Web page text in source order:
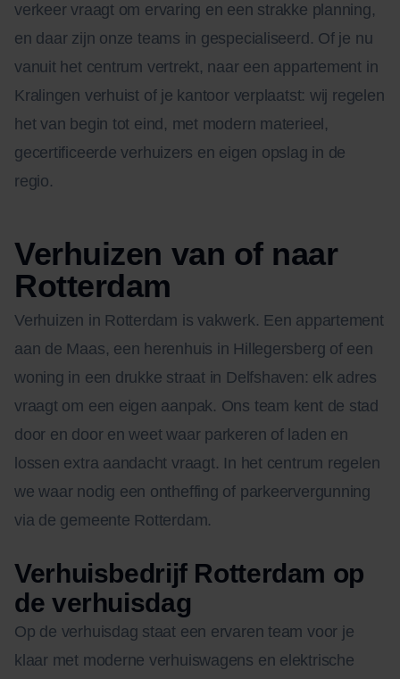
verkeer vraagt om ervaring en een strakke planning,
en daar zijn onze teams in gespecialiseerd. Of je nu
vanuit het centrum vertrekt, naar een appartement in
Kralingen verhuist of je kantoor verplaatst: wij regelen
het van begin tot eind, met modern materieel,
gecertificeerde verhuizers en eigen opslag in de
regio.
Verhuizen van of naar
Rotterdam
Verhuizen in Rotterdam is vakwerk. Een appartement
aan de Maas, een herenhuis in Hillegersberg of een
woning in een drukke straat in Delfshaven: elk adres
vraagt om een eigen aanpak. Ons team kent de stad
door en door en weet waar parkeren of laden en
lossen extra aandacht vraagt. In het centrum regelen
we waar nodig een ontheffing of parkeervergunning
via de gemeente Rotterdam.
Verhuisbedrijf Rotterdam op
de verhuisdag
Op de verhuisdag staat een ervaren team voor je
klaar met moderne verhuiswagens en elektrische